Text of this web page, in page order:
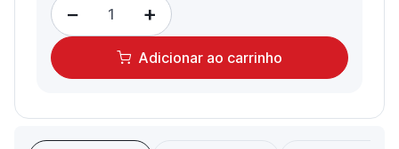
− +
Adicionar ao carrinho